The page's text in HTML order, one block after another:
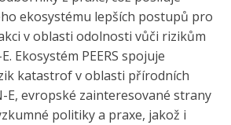
ekosystému lepších postupů pro
v oblasti odolnosti vůči rizikům
Ekosystém PEERS spojuje
katastrof v oblasti přírodních
E, evropské zainteresované strany
politiky a praxe, jakož i